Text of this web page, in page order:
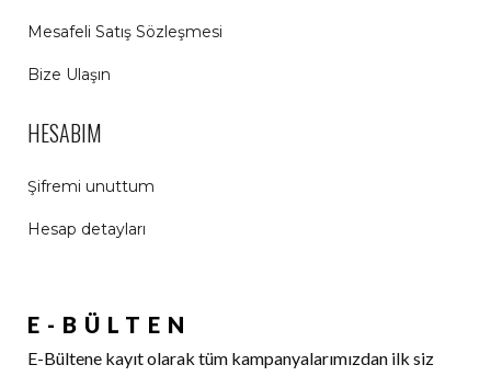
Mesafeli Satış Sözleşmesi
Bize Ulaşın
HESABIM
Şifremi unuttum
Hesap detayları
E-BÜLTEN
E-Bültene kayıt olarak tüm kampanyalarımızdan ilk siz